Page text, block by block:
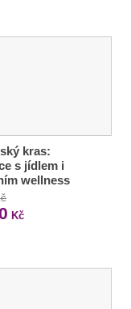
kras:
s jídlem i
wellness
Kč